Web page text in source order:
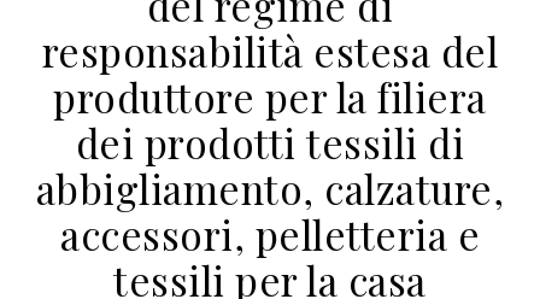
responsabilità estesa del
produttore per la filiera
dei prodotti tessili di
abbigliamento, calzature,
accessori, pelletteria e
tessili per la casa